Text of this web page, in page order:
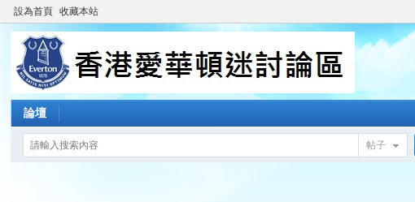
設為首頁 收藏本站
論壇
帖子